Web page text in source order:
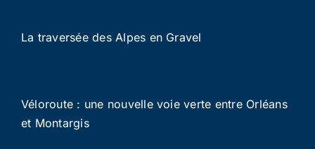
La traversée des Alpes en Gravel
Véloroute : une nouvelle voie verte entre Orléans
et Montargis